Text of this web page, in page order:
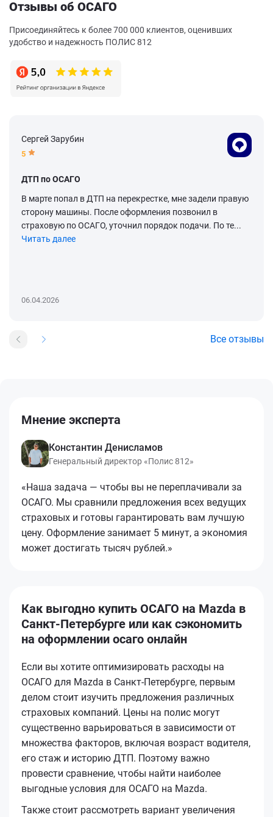
Отзывы об ОСАГО
Присоединяйтесь к более 700 000 клиентов, оценивших
удобство и надежность ПОЛИС 812
Сергей Зарубин
5
ДТП по ОСАГО
В марте попал в ДТП на перекрестке, мне задели правую
сторону машины. После оформления позвонил в
страховую по ОСАГО, уточнил порядок подачи. По те...
Читать далее
06.04.2026
Все отзывы
Мнение эксперта
Константин Денисламов
Генеральный директор «Полис 812»
«Наша задача — чтобы вы не переплачивали за
ОСАГО. Мы сравнили предложения всех ведущих
страховых и готовы гарантировать вам лучшую
цену. Оформление занимает 5 минут, а экономия
может достигать тысяч рублей.»
Как выгодно купить ОСАГО на Mazda в
Санкт-Петербурге или как сэкономить
на оформлении осаго онлайн
Если вы хотите оптимизировать расходы на
ОСАГО для Mazda в Санкт-Петербурге, первым
делом стоит изучить предложения различных
страховых компаний. Цены на полис могут
существенно варьироваться в зависимости от
множества факторов, включая возраст водителя,
его стаж и историю ДТП. Поэтому важно
провести сравнение, чтобы найти наиболее
выгодные условия для ОСАГО на Mazda.
Также стоит рассмотреть вариант увеличения